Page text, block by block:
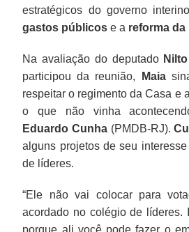
estratégicos do governo
gastos públicos e a reforma
Na avaliação do deputado
participou da reunião,
Maia
respeitar o regimento da Casa e
o que não vinha
Eduardo Cunha (PMDB-RJ).
alguns projetos de seu
de líderes.
“Ele não vai colocar para
acordado no colégio de líderes.
porque ali você pode fazer o